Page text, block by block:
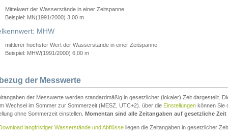
Mittelwert der Wasserstände in einer Zeitspanne
Beispiel: MN(1991/2000) 3,00 m
MHW
mittlerer höchster Wert der Wasserstände in einer Zeitspanne
Beispiel: MHW(1991/2000) 6,00 m
der Messwerte
der Messwerte werden standardmäßig in gesetzlicher (lokaler) Zeit dargestellt.
Wechsel im Sommer zur Sommerzeit (MESZ, UTC+2). über die Einstellungen können Sie
ohne Sommerzeit einstellen. Momentan sind alle Zeitangaben auf gesetzliche
langfristiger Wasserstände und Abflüsse liegen die Zeitangaben in gesetzlicher